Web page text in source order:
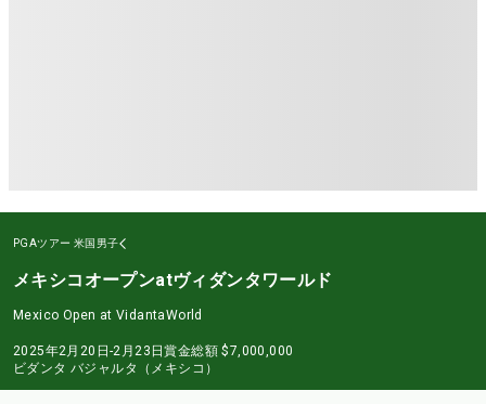
PGAツアー 米国男子
メキシコオープンatヴィダンタワールド
Mexico Open at VidantaWorld
2025年2月20日-2月23日賞金総額 $7,000,000
ビダンタ バジャルタ（メキシコ）